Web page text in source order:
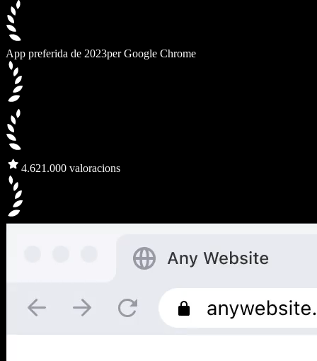
App preferida de 2023per Google Chrome
4.621.000 valoracions